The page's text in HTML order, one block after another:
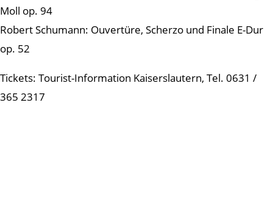
Moll op. 94
Robert Schumann: Ouvertüre, Scherzo und Finale E-Dur
op. 52
Tickets: Tourist-Information Kaiserslautern, Tel. 0631 /
365 2317